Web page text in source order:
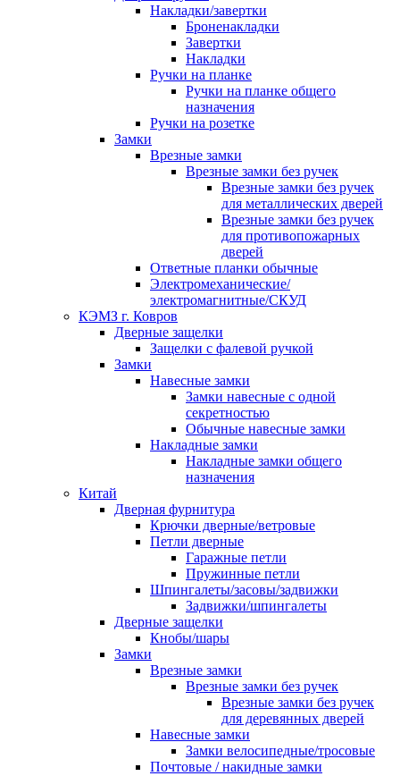
Накладки/завертки
Броненакладки
Завертки
Накладки
Ручки на планке
Ручки на планке общего
назначения
Ручки на розетке
Замки
Врезные замки
Врезные замки без ручек
Врезные замки без ручек
для металлических дверей
Врезные замки без ручек
для противопожарных
дверей
Ответные планки обычные
Электромеханические/
электромагнитные/СКУД
КЭМЗ г. Ковров
Дверные защелки
Защелки с фалевой ручкой
Замки
Навесные замки
Замки навесные с одной
секретностью
Обычные навесные замки
Накладные замки
Накладные замки общего
назначения
Китай
Дверная фурнитура
Крючки дверные/ветровые
Петли дверные
Гаражные петли
Пружинные петли
Шпингалеты/засовы/задвижки
Задвижки/шпингалеты
Дверные защелки
Кнобы/шары
Замки
Врезные замки
Врезные замки без ручек
Врезные замки без ручек
для деревянных дверей
Навесные замки
Замки велосипедные/тросовые
Почтовые / накидные замки